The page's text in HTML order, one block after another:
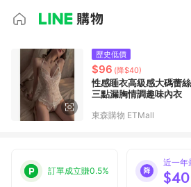
歷史低價
$96 (降$40)
性感睡衣高級感大碼蕾
三點漏胸情調趣味內衣
東森購物 ETMall
訂單成立賺0.5%
近一年
$40